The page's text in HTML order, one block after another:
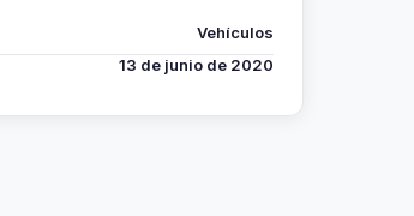
Vehículos
13 de junio de 2020